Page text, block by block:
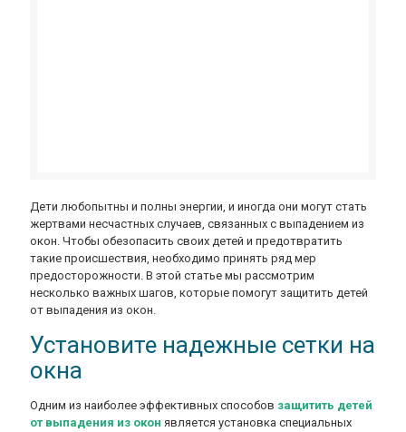
Дети любопытны и полны энергии, и иногда они могут стать
жертвами несчастных случаев, связанных с выпадением из
окон. Чтобы обезопасить своих детей и предотвратить
такие происшествия, необходимо принять ряд мер
предосторожности. В этой статье мы рассмотрим
несколько важных шагов, которые помогут защитить детей
от выпадения из окон.
Установите надежные сетки на
окна
Одним из наиболее эффективных способов защитить детей
от выпадения из окон является установка специальных